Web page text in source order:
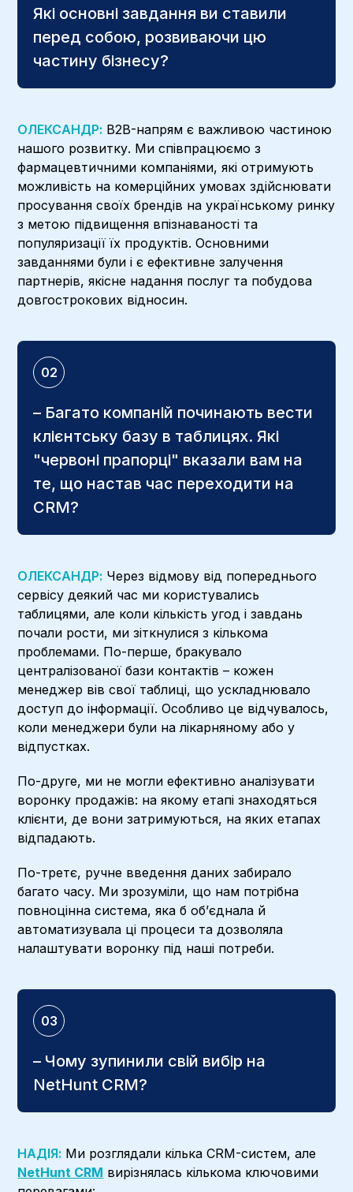
Які основні завдання ви ставили
перед собою, розвиваючи цю
частину бізнесу?
ОЛЕКСАНДР: B2B-напрям є важливою частиною
нашого розвитку. Ми співпрацюємо з
фармацевтичними компаніями, які отримують
можливість на комерційних умовах здійснювати
просування своїх брендів на українському ринку
з метою підвищення впізнаваності та
популяризації їх продуктів. Основними
завданнями були і є ефективне залучення
партнерів, якісне надання послуг та побудова
довгострокових відносин.
02
– Багато компаній починають вести
клієнтську базу в таблицях. Які
"червоні прапорці" вказали вам на
те, що настав час переходити на
CRM?
ОЛЕКСАНДР: Через відмову від попереднього
сервісу деякий час ми користувались
таблицями, але коли кількість угод і завдань
почали рости, ми зіткнулися з кількома
проблемами. По-перше, бракувало
централізованої бази контактів – кожен
менеджер вів свої таблиці, що ускладнювало
доступ до інформації. Особливо це відчувалось,
коли менеджери були на лікарняному або у
відпустках.
По-друге, ми не могли ефективно аналізувати
воронку продажів: на якому етапі знаходяться
клієнти, де вони затримуються, на яких етапах
відпадають.
По-третє, ручне введення даних забирало
багато часу. Ми зрозуміли, що нам потрібна
повноцінна система, яка б обʼєднала й
автоматизувала ці процеси та дозволяла
налаштувати воронку під наші потреби.
03
– Чому зупинили свій вибір на
NetHunt CRM?
НАДІЯ: Ми розглядали кілька CRM-систем, але
NetHunt CRM вирізнялась кількома ключовими